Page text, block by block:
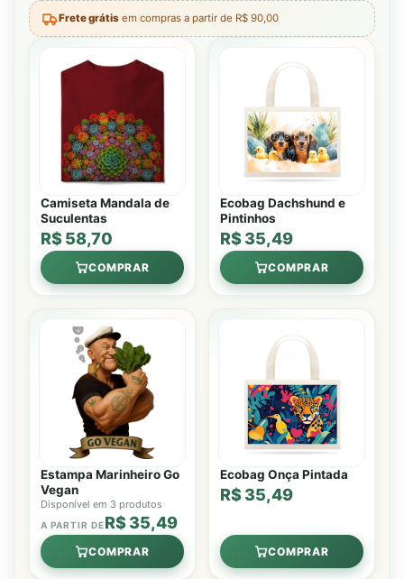
Frete grátis em compras a partir de R$ 90,00
Camiseta Mandala de
Suculentas
R$ 58,70
COMPRAR
Ecobag Dachshund e
Pintinhos
R$ 35,49
COMPRAR
Estampa Marinheiro Go
Vegan
Disponível em 3 produtos
A PARTIR DER$ 35,49
COMPRAR
Ecobag Onça Pintada
R$ 35,49
COMPRAR